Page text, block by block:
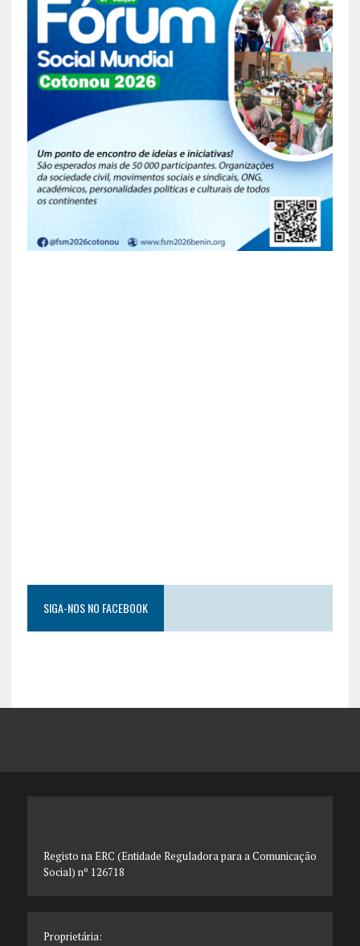
SIGA-NOS NO FACEBOOK
Registo na ERC (Entidade Reguladora para a Comunicação
Social) nº 126718
Proprietária: